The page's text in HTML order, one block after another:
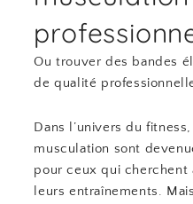
Ou trouver des bandes
de qualité
Dans l’univers du
musculation sont
pour ceux qui
leurs entraînements.